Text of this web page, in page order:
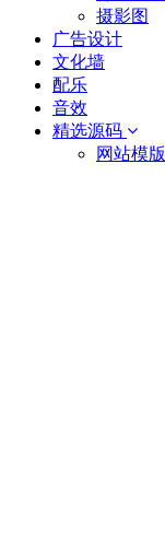
摄影图
广告设计
文化墙
配乐
音效
精选源码
网站模版